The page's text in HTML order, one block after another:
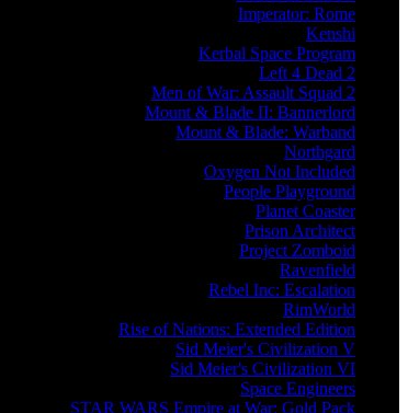
Imperator: Rome
Kenshi
Kerbal Space Program
Left 4 Dead 2
Men of War: Assault Squad 2
Mount & Blade II: Bannerlord
Mount & Blade: Warband
Northgard
Oxygen Not Included
People Playground
Planet Coaster
Prison Architect
Project Zomboid
Ravenfield
Rebel Inc: Escalation
RimWorld
Rise of Nations: Extended Edition
Sid Meier's Civilization V
Sid Meier's Civilization VI
Space Engineers
STAR WARS Empire at War: Gold Pack